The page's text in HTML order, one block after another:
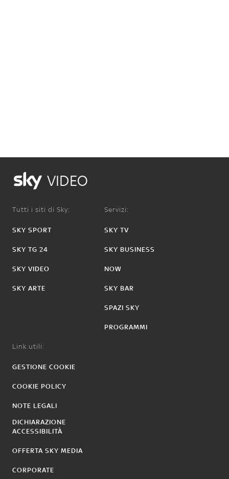
VIDEO
Tutti i siti di Sky:
SKY SPORT
SKY TG 24
SKY VIDEO
SKY ARTE
Servizi:
SKY TV
SKY BUSINESS
NOW
SKY BAR
SPAZI SKY
PROGRAMMI
Link utili:
GESTIONE COOKIE
COOKIE POLICY
NOTE LEGALI
DICHIARAZIONE
ACCESSIBILITÀ
OFFERTA SKY MEDIA
CORPORATE